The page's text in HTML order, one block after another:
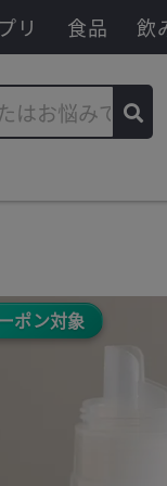
リ 食品 飲
ポン対象